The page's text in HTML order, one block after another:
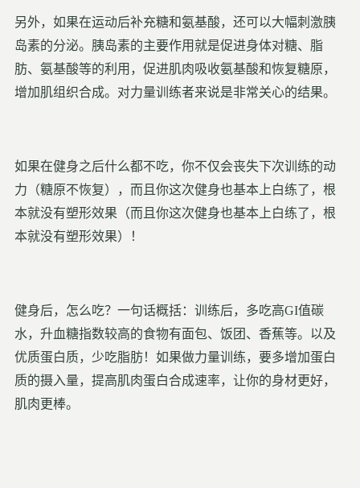
另外，如果在运动后补充糖和氨基酸，还可以大幅刺激胰
岛素的分泌。胰岛素的主要作用就是促进身体对糖、脂
肪、氨基酸等的利用，促进肌肉吸收氨基酸和恢复糖原，
增加肌组织合成。对力量训练者来说是非常关心的结果。
如果在健身之后什么都不吃，你不仅会丧失下次训练的动
力（糖原不恢复），而且你这次健身也基本上白练了，根
本就没有塑形效果（而且你这次健身也基本上白练了，根
本就没有塑形效果）！
健身后，怎么吃？一句话概括：训练后，多吃高GI值碳
水，升血糖指数较高的食物有面包、饭团、香蕉等。以及
优质蛋白质，少吃脂肪！如果做力量训练，要多增加蛋白
质的摄入量，提高肌肉蛋白合成速率，让你的身材更好，
肌肉更棒。